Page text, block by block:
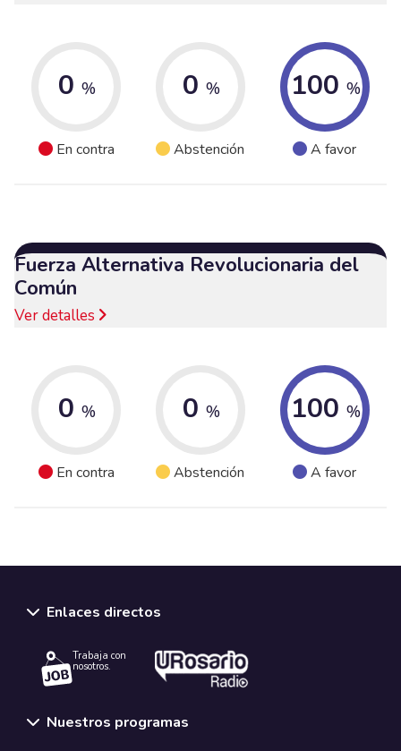
0 %
En contra
0 %
Abstención
100 %
A favor
Fuerza Alternativa Revolucionaria del
Común
Ver detalles
0 %
En contra
0 %
Abstención
100 %
A favor
Enlaces directos
Trabaja con
nosotros.
Nuestros programas